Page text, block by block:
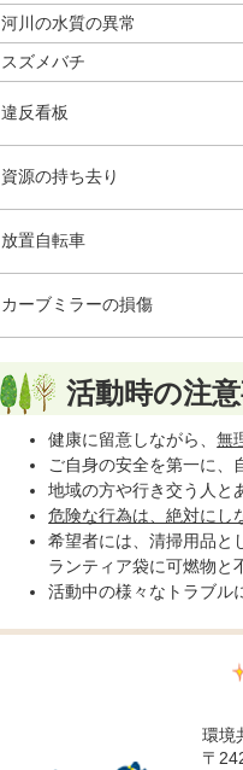
河川の水質の異常
スズメバチ
違反看板
資源の持ち去り
放置自転車
カーブミラーの損傷
活動時の注
健康に留意しながら、無
ご自身の安全を第一に、
地域の方や行き交う人と
危険な行為は、絶対にし
希望者には、清掃用品と
ランティア袋に可燃物と
活動中の様々なトラブル
環境
〒